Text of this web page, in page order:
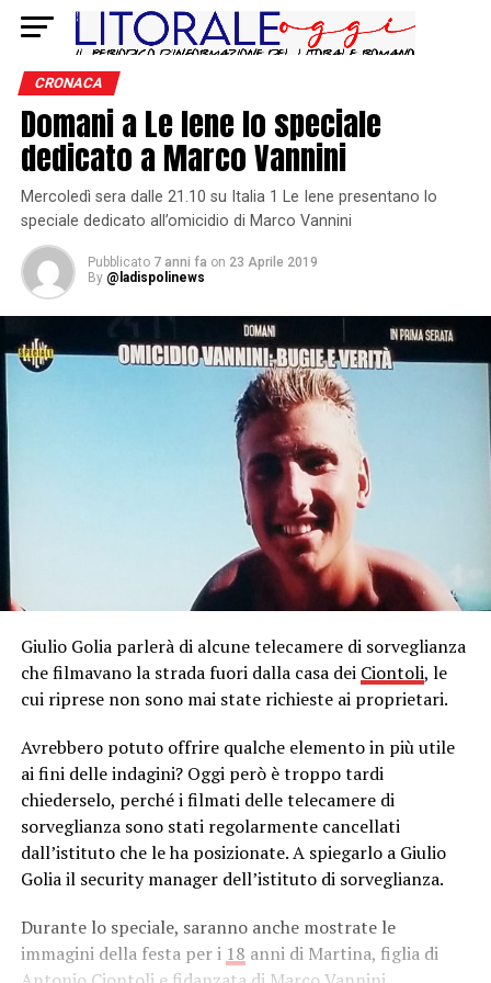
CRONACA
Domani a Le Iene lo speciale
dedicato a Marco Vannini
Mercoledì sera dalle 21.10 su Italia 1 Le Iene presentano lo
speciale dedicato all’omicidio di Marco Vannini
Pubblicato 7 anni fa on 23 Aprile 2019
By @ladispolinews
Giulio Golia parlerà di alcune telecamere di sorveglianza
che filmavano la strada fuori dalla casa dei Ciontoli, le
cui riprese non sono mai state richieste ai proprietari.
Avrebbero potuto offrire qualche elemento in più utile
ai fini delle indagini? Oggi però è troppo tardi
chiederselo, perché i filmati delle telecamere di
sorveglianza sono stati regolarmente cancellati
dall’istituto che le ha posizionate. A spiegarlo a Giulio
Golia il security manager dell’istituto di sorveglianza.
Durante lo speciale, saranno anche mostrate le
immagini della festa per i 18 anni di Martina, figlia di